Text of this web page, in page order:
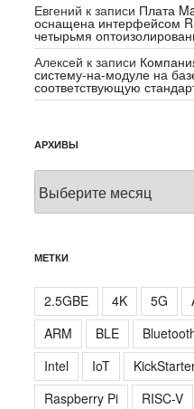
Евгений к записи Плата
оснащена интерфейсом
четырьмя
Алексей к записи
систему-на-модуле на
соответствующую
АРХИВЫ
Архивы
МЕТКИ
2.5GBE 4K 5G
ARM
BLE
Intel
IoT
Raspberry Pi
RISC-V